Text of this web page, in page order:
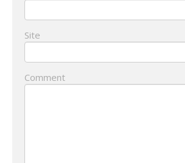
Site
Comment